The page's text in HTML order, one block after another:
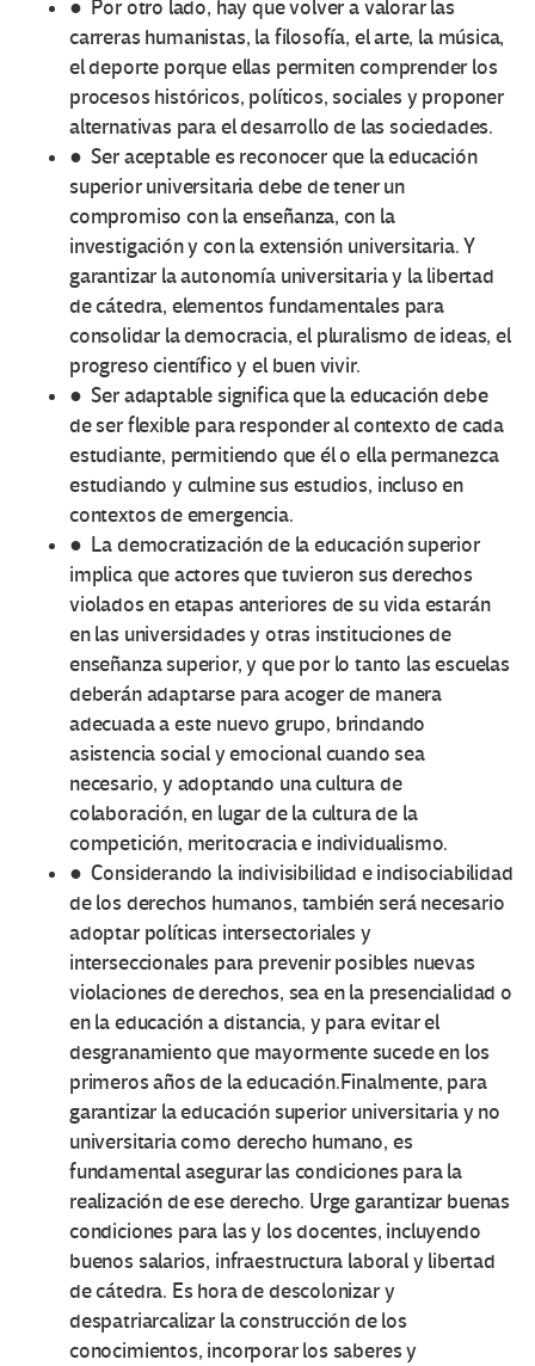
● Por otro lado, hay que volver a valorar las
carreras humanistas, la filosofía, el arte, la música,
el deporte porque ellas permiten comprender los
procesos históricos, políticos, sociales y proponer
alternativas para el desarrollo de las sociedades.
● Ser aceptable es reconocer que la educación
superior universitaria debe de tener un
compromiso con la enseñanza, con la
investigación y con la extensión universitaria. Y
garantizar la autonomía universitaria y la libertad
de cátedra, elementos fundamentales para
consolidar la democracia, el pluralismo de ideas, el
progreso científico y el buen vivir.
● Ser adaptable significa que la educación debe
de ser flexible para responder al contexto de cada
estudiante, permitiendo que él o ella permanezca
estudiando y culmine sus estudios, incluso en
contextos de emergencia.
● La democratización de la educación superior
implica que actores que tuvieron sus derechos
violados en etapas anteriores de su vida estarán
en las universidades y otras instituciones de
enseñanza superior, y que por lo tanto las escuelas
deberán adaptarse para acoger de manera
adecuada a este nuevo grupo, brindando
asistencia social y emocional cuando sea
necesario, y adoptando una cultura de
colaboración, en lugar de la cultura de la
competición, meritocracia e individualismo.
● Considerando la indivisibilidad e indisociabilidad
de los derechos humanos, también será necesario
adoptar políticas intersectoriales y
interseccionales para prevenir posibles nuevas
violaciones de derechos, sea en la presencialidad o
en la educación a distancia, y para evitar el
desgranamiento que mayormente sucede en los
primeros años de la educación.Finalmente, para
garantizar la educación superior universitaria y no
universitaria como derecho humano, es
fundamental asegurar las condiciones para la
realización de ese derecho. Urge garantizar buenas
condiciones para las y los docentes, incluyendo
buenos salarios, infraestructura laboral y libertad
de cátedra. Es hora de descolonizar y
despatriarcalizar la construcción de los
conocimientos, incorporar los saberes y